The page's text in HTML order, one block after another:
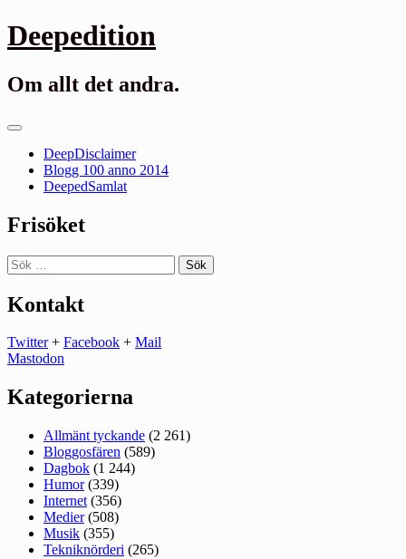
Gå
till
Deepedition
Om allt det andra.
Primär
DeepDisclaimer
Blogg 100 anno 2014
DeepedSamlat
Frisöket
Sök
efter:
Kontakt
Twitter+ Facebook + Mail
Mastodon
Kategorierna
Allmänt tyckande (2 261)
Bloggosfären (589)
Dagbok (1 244)
Humor(339)
Internet (356)
Medier(508)
Musik (355)
Tekniknörderi (265)